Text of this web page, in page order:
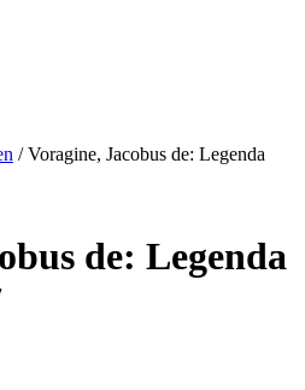
/ Voragine, Jacobus de: Legenda
de: Legenda